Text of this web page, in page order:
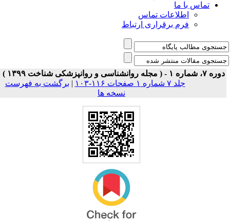
تماس با ما
اطلاعات تماس
فرم برقراری ارتباط
شماره ۱ - ( مجله روانشناسی و روانپزشکی شناخت ۱۳۹۹ )
جلد ۷ شماره ۱ صفحات ۱۱۶-۱۰۳
| برگشت به فهرست
نسخه ها